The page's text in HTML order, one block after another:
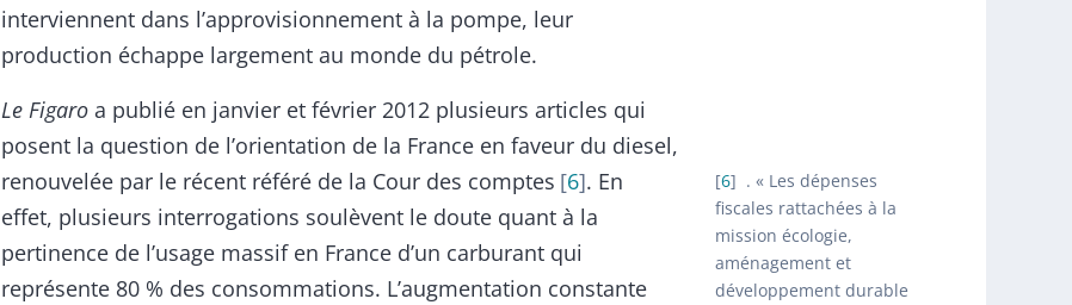
interviennent dans l’approvisionnement à la pompe, leur
production échappe largement au monde du pétrole.
Le Figaro a publié en janvier et février 2012 plusieurs articles qui
posent la question de l’orientation de la France en faveur du diesel,
renouvelée par le récent référé de la Cour des comptes 6 . En
effet, plusieurs interrogations soulèvent le doute quant à la
pertinence de l’usage massif en France d’un carburant qui
représente 80 % des consommations. L’augmentation constante
6
. « Les dépenses
fiscales rattachées à la
mission écologie,
aménagement et
développement durable